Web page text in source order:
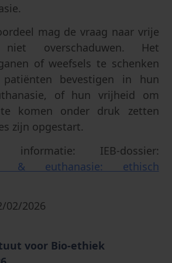
mag de vraag naar vrije
niet overschaduwen. Het
of weefsels te schenken
bevestigen in hun
of hun vrijheid om
komen onder druk zetten
zijn opgestart.
IEB-dossier:
& euthanasie: ethisch
02/2026
voor Bio-ethiek